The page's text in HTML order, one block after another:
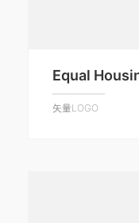
Equal
矢量LOGO